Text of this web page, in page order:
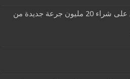
كندا.. الاتفاق على شراء 20 مليون جرعة جديدة من